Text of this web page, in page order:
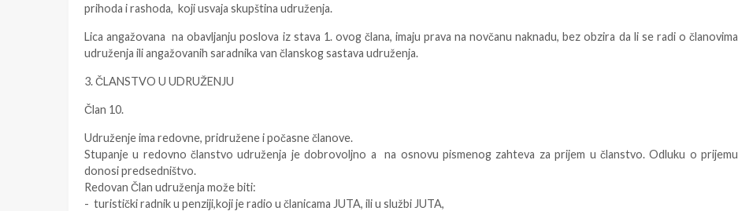
prihoda i rashoda, koji usvaja skupština udruženja.
Lica angažovana na obavljanju poslova iz stava 1. ovog člana, imaju prava na novčanu naknadu, bez obzira da li se radi o članovima
udruženja ili angažovanih saradnika van članskog sastava udruženja.
3. ČLANSTVO U UDRUŽENJU
Član 10.
Udruženje ima redovne, pridružene i počasne članove.
Stupanje u redovno članstvo udruženja je dobrovoljno a na osnovu pismenog zahteva za prijem u članstvo. Odluku o prijemu
donosi predsedništvo.
Redovan Član udruženja može biti:
- turistički radnik u penziji,koji je radio u članicama JUTA, ili u službi JUTA,